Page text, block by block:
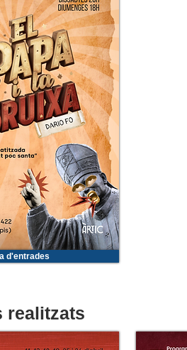
d'entrades
realitzats